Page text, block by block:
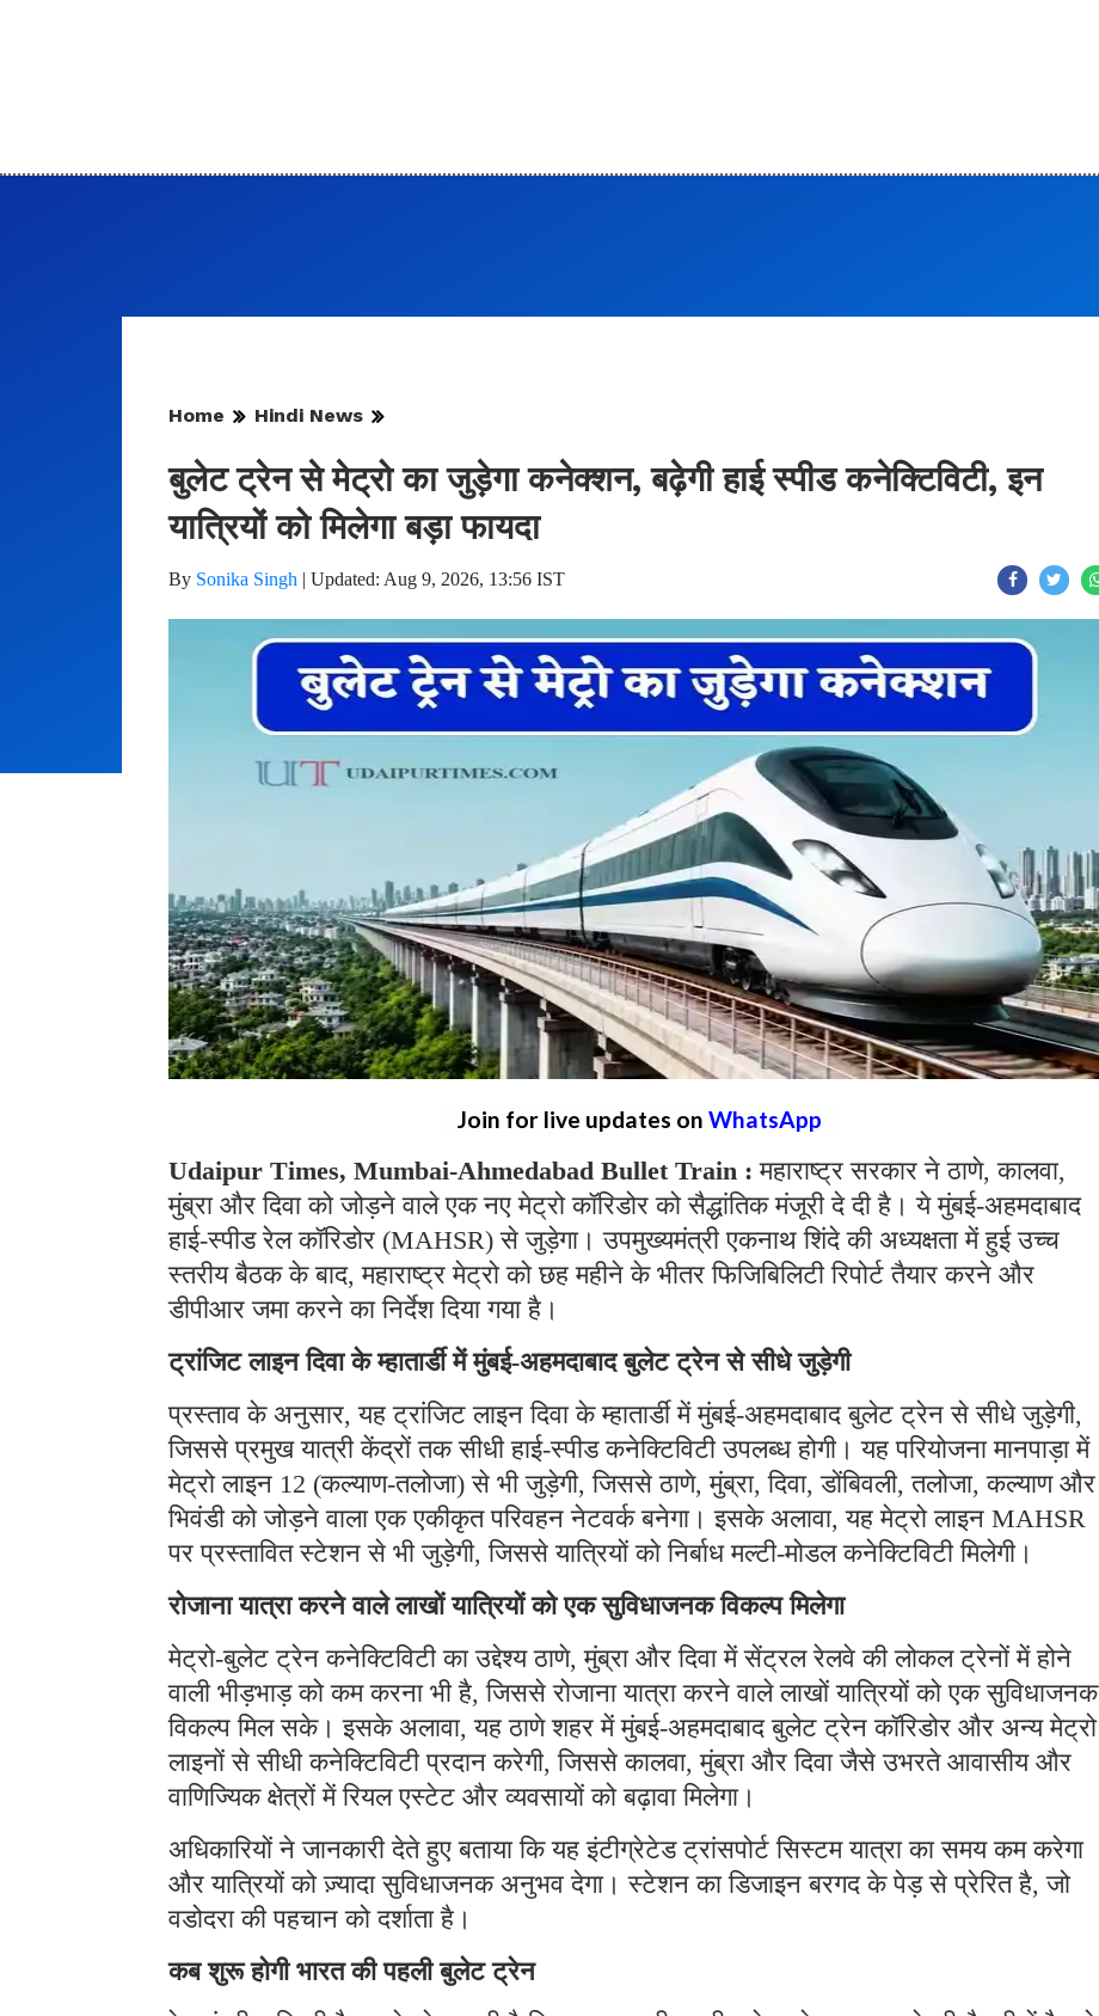
Home Hindi News
बुलेट ट्रेन से मेट्रो का जुड़ेगा कनेक्शन, बढ़ेगी हाई स्पीड कनेक्टिविटी, इन
यात्रियों को मिलेगा बड़ा फायदा
By Sonika Singh | Updated: Aug 9, 2026, 13:56 IST
Join for live updates on WhatsApp
Udaipur Times, Mumbai-Ahmedabad Bullet Train : महाराष्ट्र सरकार ने ठाणे, कालवा,
मुंब्रा और दिवा को जोड़ने वाले एक नए मेट्रो कॉरिडोर को सैद्धांतिक मंजूरी दे दी है। ये मुंबई-अहमदाबाद
हाई-स्पीड रेल कॉरिडोर (MAHSR) से जुड़ेगा। उपमुख्यमंत्री एकनाथ शिंदे की अध्यक्षता में हुई उच्च
स्तरीय बैठक के बाद, महाराष्ट्र मेट्रो को छह महीने के भीतर फिजिबिलिटी रिपोर्ट तैयार करने और
डीपीआर जमा करने का निर्देश दिया गया है।
ट्रांजिट लाइन दिवा के म्हातार्डी में मुंबई-अहमदाबाद बुलेट ट्रेन से सीधे जुड़ेगी
प्रस्ताव के अनुसार, यह ट्रांजिट लाइन दिवा के म्हातार्डी में मुंबई-अहमदाबाद बुलेट ट्रेन से सीधे जुड़ेगी,
जिससे प्रमुख यात्री केंद्रों तक सीधी हाई-स्पीड कनेक्टिविटी उपलब्ध होगी। यह परियोजना मानपाड़ा में
मेट्रो लाइन 12 (कल्याण-तलोजा) से भी जुड़ेगी, जिससे ठाणे, मुंब्रा, दिवा, डोंबिवली, तलोजा, कल्याण और
भिवंडी को जोड़ने वाला एक एकीकृत परिवहन नेटवर्क बनेगा। इसके अलावा, यह मेट्रो लाइन MAHSR
पर प्रस्तावित स्टेशन से भी जुड़ेगी, जिससे यात्रियों को निर्बाध मल्टी-मोडल कनेक्टिविटी मिलेगी।
रोजाना यात्रा करने वाले लाखों यात्रियों को एक सुविधाजनक विकल्प मिलेगा
मेट्रो-बुलेट ट्रेन कनेक्टिविटी का उद्देश्य ठाणे, मुंब्रा और दिवा में सेंट्रल रेलवे की लोकल ट्रेनों में होने
वाली भीड़भाड़ को कम करना भी है, जिससे रोजाना यात्रा करने वाले लाखों यात्रियों को एक सुविधाजनक
विकल्प मिल सके। इसके अलावा, यह ठाणे शहर में मुंबई-अहमदाबाद बुलेट ट्रेन कॉरिडोर और अन्य मेट्रो
लाइनों से सीधी कनेक्टिविटी प्रदान करेगी, जिससे कालवा, मुंब्रा और दिवा जैसे उभरते आवासीय और
वाणिज्यिक क्षेत्रों में रियल एस्टेट और व्यवसायों को बढ़ावा मिलेगा।
अधिकारियों ने जानकारी देते हुए बताया कि यह इंटीग्रेटेड ट्रांसपोर्ट सिस्टम यात्रा का समय कम करेगा
और यात्रियों को ज़्यादा सुविधाजनक अनुभव देगा। स्टेशन का डिजाइन बरगद के पेड़ से प्रेरित है, जो
वडोदरा की पहचान को दर्शाता है।
कब शुरू होगी भारत की पहली बुलेट ट्रेन